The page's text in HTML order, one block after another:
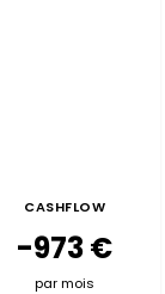
CASHFLOW
-973 €
par mois